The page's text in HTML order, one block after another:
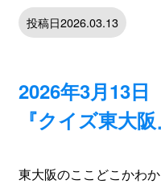
投稿日2026.03.13
2026年3月13日
『クイズ東大阪
東大阪のここどこかわ